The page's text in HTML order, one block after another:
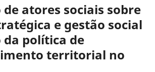
de atores sociais sobre
e gestão social
política de
territorial no